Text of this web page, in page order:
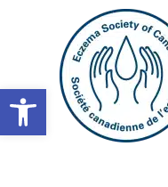
Ouvrir la barre d’outils